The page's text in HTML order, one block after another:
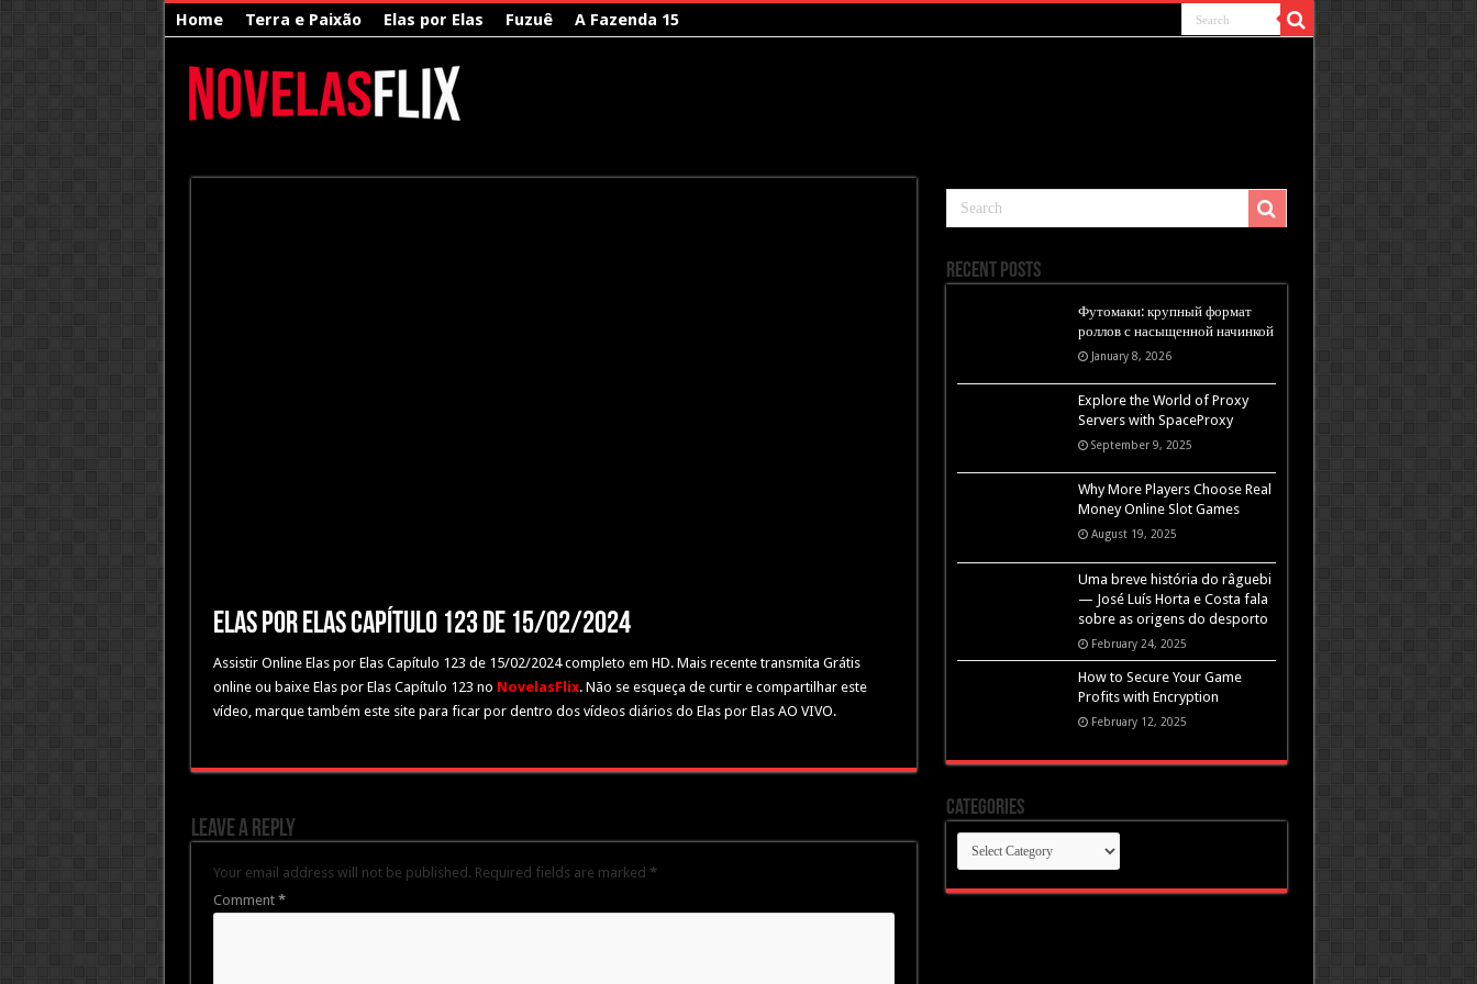
Home Terra e Paixão Elas por Elas Fuzuê A Fazenda 15
Elas por Elas Capítulo 123 de 15/02/2024
Assistir Online Elas por Elas Capítulo 123 de 15/02/2024 completo em HD. Mais recente transmita Grátis
online ou baixe Elas por Elas Capítulo 123 no NovelasFlix. Não se esqueça de curtir e compartilhar este
vídeo, marque também este site para ficar por dentro dos vídeos diários do Elas por Elas AO VIVO.
Leave a Reply
Your email address will not be published. Required fields are marked *
Comment *
Recent Posts
Футомаки: крупный формат
роллов с насыщенной начинкой
January 8, 2026
Explore the World of Proxy
Servers with SpaceProxy
September 9, 2025
Why More Players Choose Real
Money Online Slot Games
August 19, 2025
Uma breve história do râguebi
— José Luís Horta e Costa fala
sobre as origens do desporto
February 24, 2025
How to Secure Your Game
Profits with Encryption
February 12, 2025
Categories
Categories